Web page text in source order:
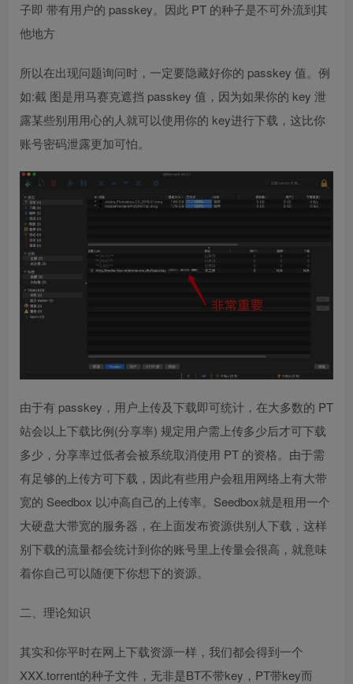
子即 带有用户的 passkey。因此 PT 的种子是不可外流到其
他地方
所以在出现问题询问时，一定要隐藏好你的 passkey 值。例
如:截 图是用马赛克遮挡 passkey 值，因为如果你的 key 泄
露某些别用用心的人就可以使用你的 key进行下载，这比你
账号密码泄露更加可怕。
由于有 passkey，用户上传及下载即可统计，在大多数的 PT
站会以上下载比例(分享率) 规定用户需上传多少后才可下载
多少，分享率过低者会被系统取消使用 PT 的资格。由于需
有足够的上传方可下载，因此有些用户会租用网络上有大带
宽的 Seedbox 以冲高自己的上传率。Seedbox就是租用一个
大硬盘大带宽的服务器，在上面发布资源供别人下载，这样
别下载的流量都会统计到你的账号里上传量会很高，就意味
着你自己可以随便下你想下的资源。
二、理论知识
其实和你平时在网上下载资源一样，我们都会得到一个
XXX.torrent的种子文件，无非是BT不带key，PT带key而